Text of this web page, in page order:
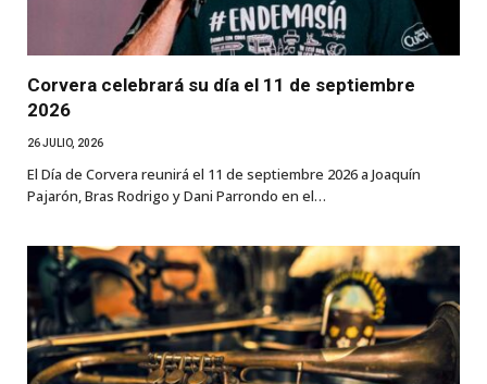
Corvera celebrará su día el 11 de septiembre
2026
26 JULIO, 2026
El Día de Corvera reunirá el 11 de septiembre 2026 a Joaquín
Pajarón, Bras Rodrigo y Dani Parrondo en el…